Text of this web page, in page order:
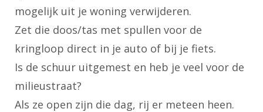
mogelijk uit je woning verwijderen.
Zet die doos/tas met spullen voor de
kringloop direct in je auto of bij je fiets.
Is de schuur uitgemest en heb je veel voor de
milieustraat?
Als ze open zijn die dag, rij er meteen heen.